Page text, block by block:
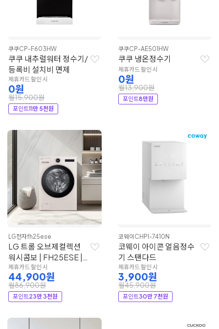
쿠쿠CP-F603HW
쿠쿠 내추럴워터 정수기/
등록비 설치비 면제
제휴카드 할인 시
0원
월15,900원
포인트11만 5천원
쿠쿠CP-AE501HW
쿠쿠 냉온정수기
제휴카드 할인 시
0원
월13,900원
포인트8만원
LG전자fh25ese
LG 트롬 오브제컬렉션
워시콤보 | FH25ESE |
LG전자
제휴카드 할인 시
44,900원
월86,900원
포인트23만 3천원
코웨이 CHPI-7410N
코웨이 아이콘 얼음정수
기 스탠다드
제휴카드 할인 시
3,900원
월45,900원
포인트30만 7천원